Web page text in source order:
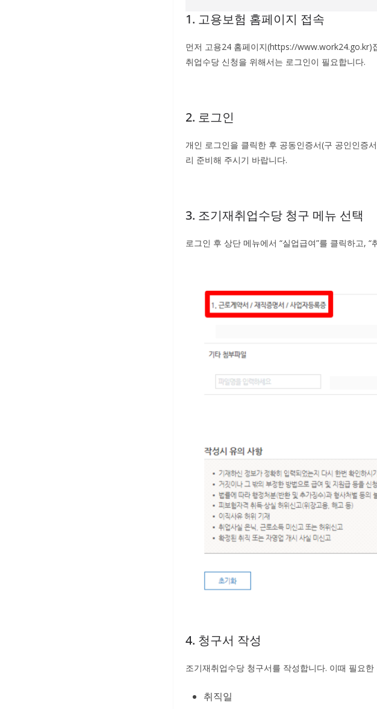
1. 고용보험 홈페이지 접속
먼저 고용24 홈페이지(https://www.work24.go.kr)
취업수당 신청을 위해서는 로그인이 필요합니다.
2. 로그인
개인 로그인을 클릭한 후 공동인증서(구 공인인증
리 준비해 주시기 바랍니다.
3. 조기재취업수당 청구 메뉴 선택
로그인 후 상단 메뉴에서 “실업급여”를 클릭하고,
4. 청구서 작성
조기재취업수당 청구서를 작성합니다. 이때 필요
취직일